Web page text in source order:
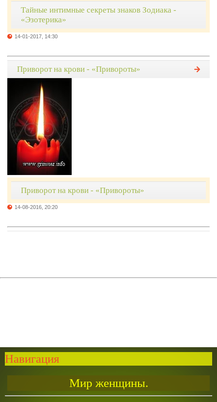
Тайные интимные секреты знаков Зодиака -
«Эзотерика»
14-01-2017, 14:30
Приворот на крови - «Привороты»
Приворот на крови - «Привороты»
14-08-2016, 20:20
Навигация
Мир женщины.